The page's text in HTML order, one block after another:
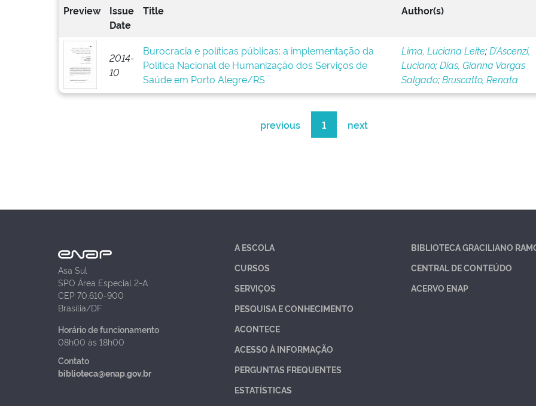
Preview
Issue
Date
Title Author(s)
2014-
10
Burocracia e políticas públicas: a implementação da
Política Nacional de Humanização dos Serviços de
Saúde em Porto Alegre/RS
Lima, Luciana Leite;D’Ascenzi,
Luciano;Dias, Gianna Vargas
Salgado;Bruscatto, Renata
previous 1 next
Asa Sul
SPO Área Especial 2-A
CEP 70.610-900
Brasília/DF
Horário de funcionamento
08h00 às 18h00
Contato
biblioteca@enap.gov.br
A ESCOLA
CURSOS
SERVIÇOS
PESQUISA E CONHECIMENTO
ACONTECE
ACESSO À INFORMAÇÃO
PERGUNTAS FREQUENTES
ESTATÍSTICAS
BIBLIOTECA GRACILIANO
CENTRAL DE CONTEÚDO
ACERVO ENAP